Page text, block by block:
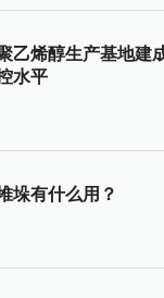
乙烯醇生产基地建
水平
垛有什么用？